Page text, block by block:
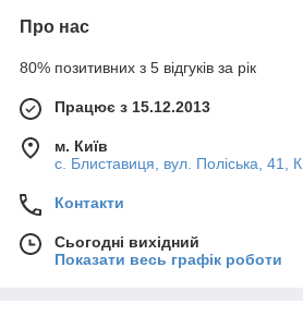
Про нас
80% позитивних з 5 відгуків за рік
Працює з 15.12.2013
м. Київ
с. Блиставиця, вул. Поліська, 41,
Контакти
Сьогодні вихідний
Показати весь графік роботи